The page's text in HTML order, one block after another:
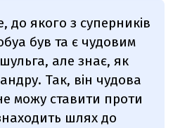
до якого з суперників
був та є чудовим
але знає, як
Так, він чудова
можу ставити проти
шлях до